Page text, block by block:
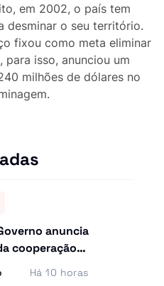
em 2002, o país tem
desminar o seu território.
fixou como meta eliminar
isso, anunciou um
milhões de dólares no
anuncia
cooperação
Há 10 horas